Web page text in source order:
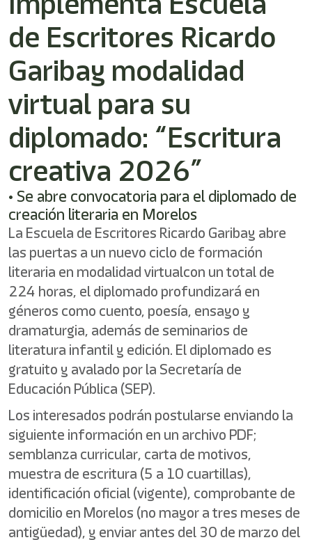
de Escritores Ricardo
Garibay modalidad
virtual para su
diplomado: “Escritura
creativa 2026”
• Se abre convocatoria para el diplomado de
creación literaria en Morelos
La Escuela de Escritores Ricardo Garibay abre
las puertas a un nuevo ciclo de formación
literaria en modalidad virtualcon un total de
224 horas, el diplomado profundizará en
géneros como cuento, poesía, ensayo y
dramaturgia, además de seminarios de
literatura infantil y edición. El diplomado es
gratuito y avalado por la Secretaría de
Educación Pública (SEP).
Los interesados podrán postularse enviando la
siguiente información en un archivo PDF;
semblanza curricular, carta de motivos,
muestra de escritura (5 a 10 cuartillas),
identificación oficial (vigente), comprobante de
domicilio en Morelos (no mayor a tres meses de
antigüedad), y enviar antes del 30 de marzo del